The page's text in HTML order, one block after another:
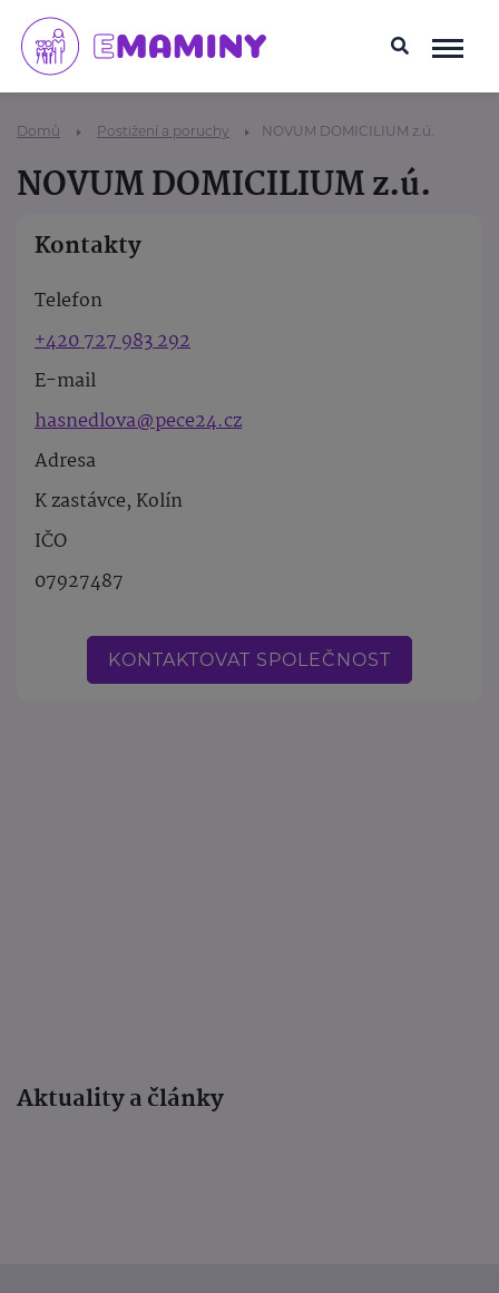
Domů Postižení a poruchy NOVUM DOMICILIUM z.ú.
NOVUM DOMICILIUM z.ú.
Kontakty
Telefon
+420 727 983 292
E-mail
hasnedlova@pece24.cz
Adresa
K zastávce, Kolín
IČO
07927487
KONTAKTOVAT SPOLEČNOST
Aktuality a články